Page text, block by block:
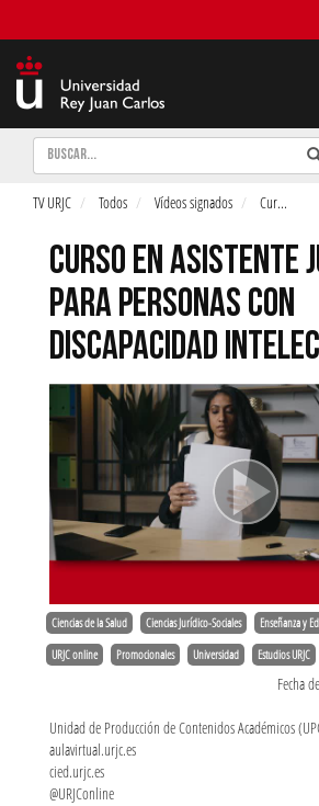
Buscar
TV URJC Todos Vídeos signados Cur...
CURSO EN ASISTENTE
PARA PERSONAS CON
DISCAPACIDAD
Ciencias de la Salud Ciencias Jurídico-Sociales Enseñanza y
URJC online Promocionales Universidad Estudios URJC
Fecha
Unidad de Producción de Contenidos Académicos
aulavirtual.urjc.es
cied.urjc.es
@URJConline